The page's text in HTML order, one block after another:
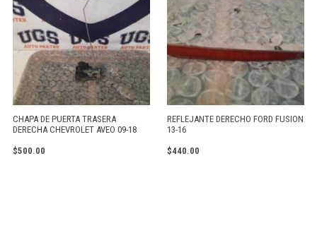
CHAPA DE PUERTA TRASERA
DERECHA CHEVROLET AVEO 09-18
$500.00
REFLEJANTE DERECHO FORD FUSION
13-16
$440.00